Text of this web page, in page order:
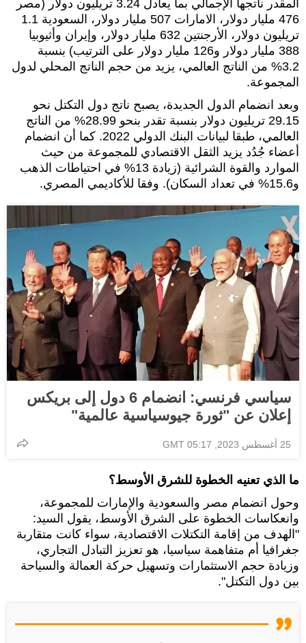
المقدر ناتجها الإجمالي بما يعادل 3.24 تريليون دولار (مصر
476 مليار دولار، الامارات 507 مليار دولار، السعودية 1.1
تريليون دولار، الأرجنتين 632 مليار دولار، وإيران وأثيوبيا
388 مليار دولار و126 مليار دولار على الترتيب) بنسبة
3.2% من الناتج العالمي، يزيد من حجم الناتج المحلي لدول
المجموعة.
وبعد انضمام الدول الجديدة، يصبح ناتج دول التكتل نحو
29.15 تريليون دولار بنسبة تقدر بنحو 28.99% من الناتج
العالمي، طبقا لبيانات البنك الدولي 2022. كما أن انضمام
أعضاء جُدُد يزيد الثقل الاقتصادي للمجموعة من حيث
الموارد والقوة الشرائية (زيادة 13% في احتياطات الذهب
و15.6% في تعداد السكان). وفقا للأكاديمي المصري.
سياسي فرنسي: انضمام 6 دول إلى بريكس
إعلان عن "ثورة جيوسياسية عالمية"
25 أغسطس 2023, 05:17 GMT
ما الذي تعنيه الخطوة للشرق الأوسط؟
وحول انضمام مصر والسعودية والإمارات للمجموعة،
وانعكاسات الخطوة على الشرق الأوسط، يقول السيد:
"الهدف من إقامة التكتلات الاقتصادية، سواء كانت متقاربة
جغرافيا أم متفاهمة سياسيا، هو تعزيز التبادل التجاري،
وزيادة حجم الاستثمارات وتسهيل حركة العمالة والسياحة
بين دول التكتل".